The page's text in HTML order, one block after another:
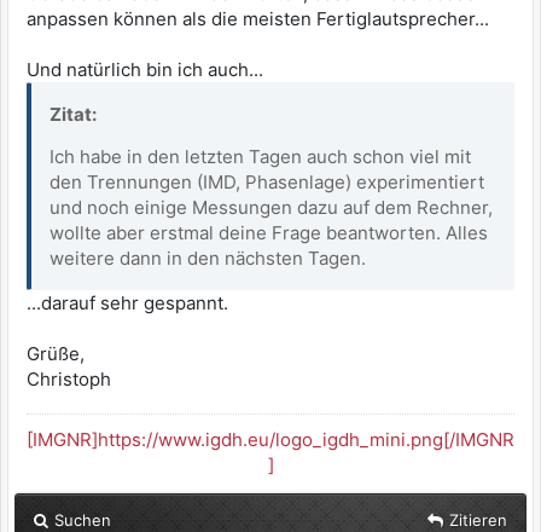
anpassen können als die meisten Fertiglautsprecher...
Und natürlich bin ich auch...
Zitat:
Ich habe in den letzten Tagen auch schon viel mit
den Trennungen (IMD, Phasenlage) experimentiert
und noch einige Messungen dazu auf dem Rechner,
wollte aber erstmal deine Frage beantworten. Alles
weitere dann in den nächsten Tagen.
...darauf sehr gespannt.
Grüße,
Christoph
[IMGNR]https://www.igdh.eu/logo_igdh_mini.png[/IMGNR
]
Suchen Zitieren